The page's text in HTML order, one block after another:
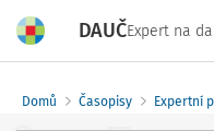
DAUČExpert na
Domů Časopisy Expertní